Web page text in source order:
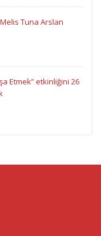
Melis Tuna Arslan
Etmek” etkinliğini 26